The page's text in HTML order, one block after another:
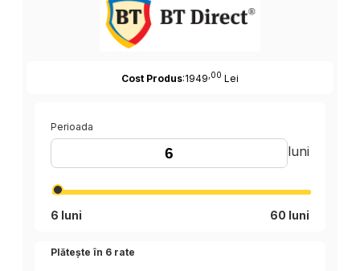
Cost Produs:1949 ,00 Lei
Perioada
luni
6 luni 60 luni
Plătește în 6 rate